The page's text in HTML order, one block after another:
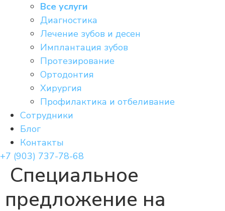
Все услуги
Диагностика
Лечение зубов и десен
Имплантация зубов
Протезирование
Ортодонтия
Хирургия
Профилактика и отбеливание
Сотрудники
Блог
Контакты
+7 (903) 737-78-68
Специальное
предложение на